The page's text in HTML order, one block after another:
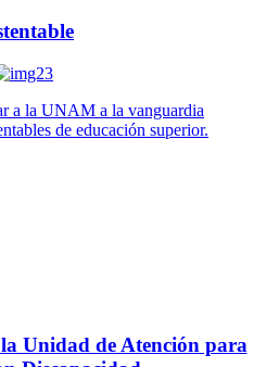
a la UNAM a la vanguardia
de educación superior.
Unidad de Atención para